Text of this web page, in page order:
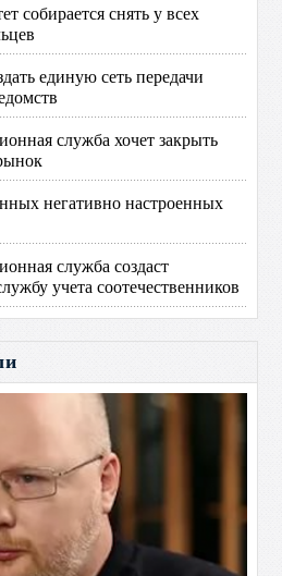
собирается снять у всех
единую сеть передачи
служба хочет закрыть
негативно настроенных
служба создаст
учета соотечественников